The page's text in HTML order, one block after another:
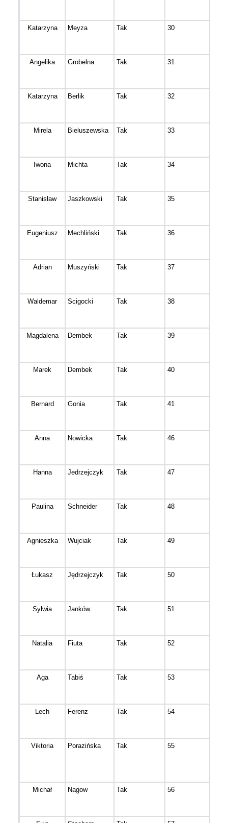
Katarzyna Meyza Tak 30
Angelika Grobelna Tak 31
Katarzyna Berlik Tak 32
Mirela Bieluszewska Tak 33
Iwona Michta Tak 34
Stanisław Jaszkowski Tak 35
Eugeniusz Mechliński Tak 36
Adrian Muszyński Tak 37
Waldemar Scigocki Tak 38
Magdalena Dembek Tak 39
Marek Dembek Tak 40
Bernard Gonia Tak 41
Anna Nowicka Tak 46
Hanna Jedrzejczyk Tak 47
Paulina Schneider Tak 48
Agnieszka Wujciak Tak 49
Łukasz Jędrzejczyk Tak 50
Sylwia Janków Tak 51
Natalia Fiuta Tak 52
Aga Tabiś Tak 53
Lech Ferenz Tak 54
Viktoria Porazińska Tak 55
Michał Nagow Tak 56